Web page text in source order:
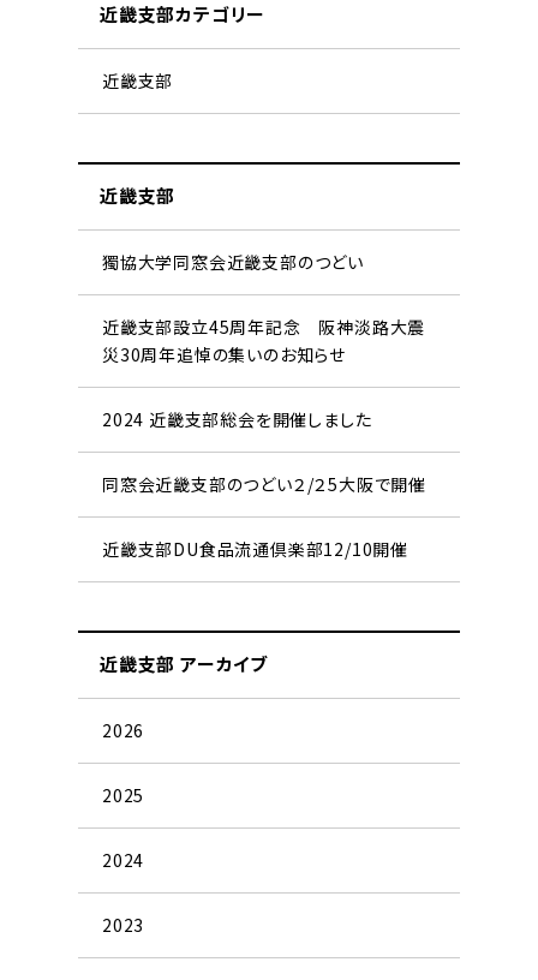
近畿支部カテゴリー
近畿支部
近畿支部
獨協大学同窓会近畿支部のつどい
近畿支部設立45周年記念 阪神淡路大震
災30周年追悼の集いのお知らせ
2024 近畿支部総会を開催しました
同窓会近畿支部のつどい２/２5大阪で開催
近畿支部DU食品流通倶楽部12/10開催
近畿支部 アーカイブ
2026
2025
2024
2023